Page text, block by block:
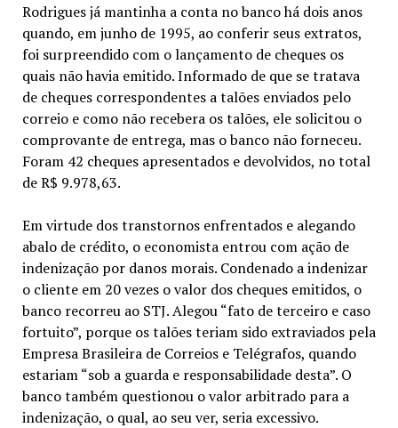
Rodrigues já mantinha a conta no banco há dois anos
quando, em junho de 1995, ao conferir seus extratos,
foi surpreendido com o lançamento de cheques os
quais não havia emitido. Informado de que se tratava
de cheques correspondentes a talões enviados pelo
correio e como não recebera os talões, ele solicitou o
comprovante de entrega, mas o banco não forneceu.
Foram 42 cheques apresentados e devolvidos, no total
de R$ 9.978,63.
Em virtude dos transtornos enfrentados e alegando
abalo de crédito, o economista entrou com ação de
indenização por danos morais. Condenado a indenizar
o cliente em 20 vezes o valor dos cheques emitidos, o
banco recorreu ao STJ. Alegou “fato de terceiro e caso
fortuito”, porque os talões teriam sido extraviados pela
Empresa Brasileira de Correios e Telégrafos, quando
estariam “sob a guarda e responsabilidade desta”. O
banco também questionou o valor arbitrado para a
indenização, o qual, ao seu ver, seria excessivo.